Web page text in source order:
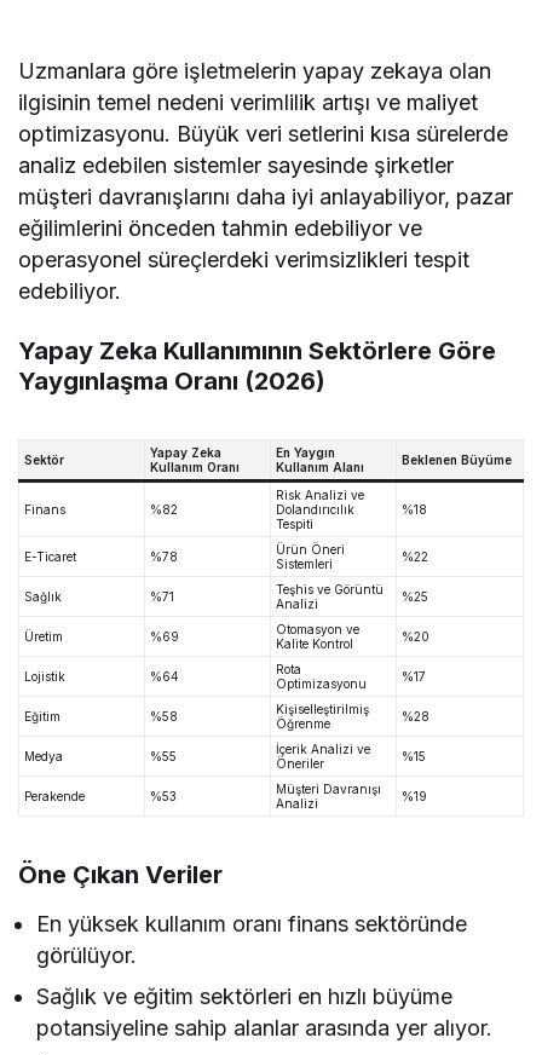
Uzmanlara göre işletmelerin yapay zekaya olan
ilgisinin temel nedeni verimlilik artışı ve maliyet
optimizasyonu. Büyük veri setlerini kısa sürelerde
analiz edebilen sistemler sayesinde şirketler
müşteri davranışlarını daha iyi anlayabiliyor, pazar
eğilimlerini önceden tahmin edebiliyor ve
operasyonel süreçlerdeki verimsizlikleri tespit
edebiliyor.
Yapay Zeka Kullanımının Sektörlere Göre
Yaygınlaşma Oranı (2026)
Sektör
Yapay Zeka
Kullanım Oranı
En Yaygın
Kullanım Alanı
Beklenen Büyüme
Finans %82
Risk Analizi ve
Dolandırıcılık
Tespiti
%18
E-Ticaret %78
Ürün Öneri
Sistemleri
%22
Sağlık %71
Teşhis ve Görüntü
Analizi
%25
Üretim %69
Otomasyon ve
Kalite Kontrol
%20
Lojistik %64
Rota
Optimizasyonu
%17
Eğitim %58
Kişiselleştirilmiş
Öğrenme
%28
Medya %55
İçerik Analizi ve
Öneriler
%15
Perakende %53
Müşteri Davranışı
Analizi
%19
Öne Çıkan Veriler
En yüksek kullanım oranı finans sektöründe
görülüyor.
Sağlık ve eğitim sektörleri en hızlı büyüme
potansiyeline sahip alanlar arasında yer alıyor.